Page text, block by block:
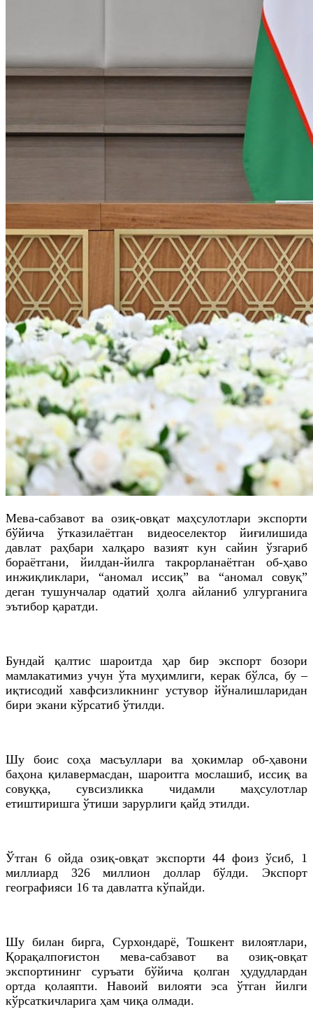
Мева-сабзавот ва озиқ-овқат маҳсулотлари экспорти
бўйича ўтказилаётган видеоселектор йиғилишида
давлат раҳбари халқаро вазият кун сайин ўзгариб
бораётгани, йилдан-йилга такрорланаётган об-ҳаво
инжиқликлари, “аномал иссиқ” ва “аномал совуқ”
деган тушунчалар одатий ҳолга айланиб улгурганига
эътибор қаратди.
Бундай қалтис шароитда ҳар бир экспорт бозори
мамлакатимиз учун ўта муҳимлиги, керак бўлса, бу –
иқтисодий хавфсизликнинг устувор йўналишларидан
бири экани кўрсатиб ўтилди.
Шу боис соҳа масъуллари ва ҳокимлар об-ҳавони
баҳона қилавермасдан, шароитга мослашиб, иссиқ ва
совуққа, сувсизликка чидамли маҳсулотлар
етиштиришга ўтиши зарурлиги қайд этилди.
Ўтган 6 ойда озиқ-овқат экспорти 44 фоиз ўсиб, 1
миллиард 326 миллион доллар бўлди. Экспорт
географияси 16 та давлатга кўпайди.
Шу билан бирга, Сурхондарё, Тошкент вилоятлари,
Қорақалпоғистон мева-сабзавот ва озиқ-овқат
экспортининг суръати бўйича қолган ҳудудлардан
ортда қолаяпти. Навоий вилояти эса ўтган йилги
кўрсаткичларига ҳам чиқа олмади.